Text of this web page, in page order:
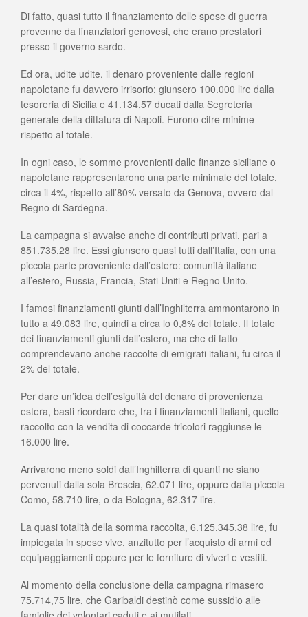
Di fatto, quasi tutto il finanziamento delle spese di guerra
provenne da finanziatori genovesi, che erano prestatori
presso il governo sardo.
Ed ora, udite udite, il denaro proveniente dalle regioni
napoletane fu davvero irrisorio: giunsero 100.000 lire dalla
tesoreria di Sicilia e 41.134,57 ducati dalla Segreteria
generale della dittatura di Napoli. Furono cifre minime
rispetto al totale.
In ogni caso, le somme provenienti dalle finanze siciliane o
napoletane rappresentarono una parte minimale del totale,
circa il 4%, rispetto all’80% versato da Genova, ovvero dal
Regno di Sardegna.
La campagna si avvalse anche di contributi privati, pari a
851.735,28 lire. Essi giunsero quasi tutti dall’Italia, con una
piccola parte proveniente dall’estero: comunità italiane
all’estero, Russia, Francia, Stati Uniti e Regno Unito.
I famosi finanziamenti giunti dall’Inghilterra ammontarono in
tutto a 49.083 lire, quindi a circa lo 0,8% del totale. Il totale
dei finanziamenti giunti dall’estero, ma che di fatto
comprendevano anche raccolte di emigrati italiani, fu circa il
2% del totale.
Per dare un’idea dell’esiguità del denaro di provenienza
estera, basti ricordare che, tra i finanziamenti italiani, quello
raccolto con la vendita di coccarde tricolori raggiunse le
16.000 lire.
Arrivarono meno soldi dall’Inghilterra di quanti ne siano
pervenuti dalla sola Brescia, 62.071 lire, oppure dalla piccola
Como, 58.710 lire, o da Bologna, 62.317 lire.
La quasi totalità della somma raccolta, 6.125.345,38 lire, fu
impiegata in spese vive, anzitutto per l’acquisto di armi ed
equipaggiamenti oppure per le forniture di viveri e vestiti.
Al momento della conclusione della campagna rimasero
75.714,75 lire, che Garibaldi destinò come sussidio alle